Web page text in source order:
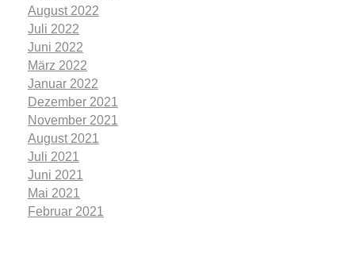
August 2022
Juli 2022
Juni 2022
März 2022
Januar 2022
Dezember 2021
November 2021
August 2021
Juli 2021
Juni 2021
Mai 2021
Februar 2021